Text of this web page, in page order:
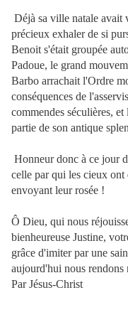
Déjà sa ville natale avait
précieux exhaler de si
Benoit s'était groupée
Padoue, le grand
Barbo arrachait l'Ordre
conséquences de
commendes séculières,
partie de son antique
Honneur donc à ce jour
celle par qui les cieux
envoyant leur rosée !
Ô Dieu, qui nous
bienheureuse Justine,
grâce d'imiter par une
aujourd'hui nous rendons
Par Jésus-Christ